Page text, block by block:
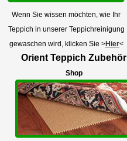
Wenn Sie wissen möchten, wie Ihr
Teppich in unserer Teppichreinigung
gewaschen wird, klicken Sie >Hier<
Orient Teppich Zubehör
Shop